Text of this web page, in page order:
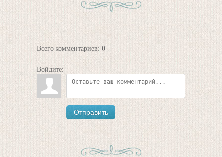
Всего комментариев: 0
Войдите:
Отправить